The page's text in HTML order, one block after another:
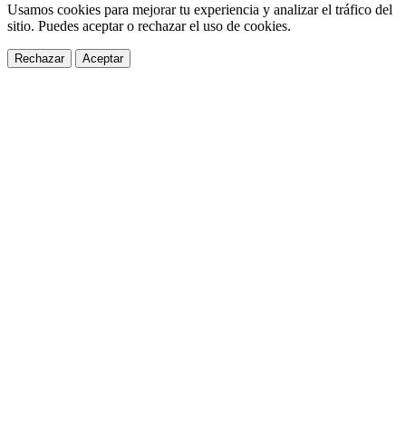
Usamos cookies para mejorar tu experiencia y analizar el tráfico del
sitio. Puedes aceptar o rechazar el uso de cookies.
Rechazar Aceptar